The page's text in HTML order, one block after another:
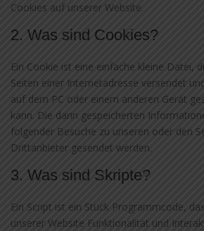
Cookies auf unserer Website.
2. Was sind Cookies?
Ein Cookie ist eine einfache kleine Datei,
Seiten einer Internetadresse versendet
auf dem PC oder einem anderen Gerät
kann. Die darin gespeicherten
folgender Besuche zu unseren oder den
Drittanbieter gesendet werden.
3. Was sind Skripte?
Ein Script ist ein Stück Programmcode,
unserer Website Funktionalität und